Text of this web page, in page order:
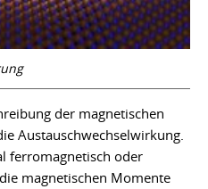
der magnetischen
Austauschwechselwirkung.
ferromagnetisch oder
magnetischen Momente